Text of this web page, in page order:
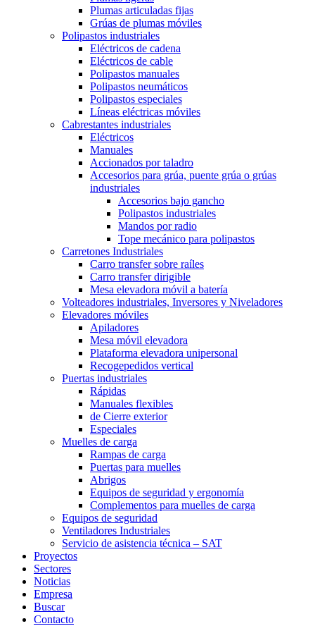
Plumas articuladas fijas
Grúas de plumas móviles
Polipastos industriales
Eléctricos de cadena
Eléctricos de cable
Polipastos manuales
Polipastos neumáticos
Polipastos especiales
Líneas eléctricas móviles
Cabrestantes industriales
Eléctricos
Manuales
Accionados por taladro
Accesorios para grúa, puente grúa o grúas
industriales
Accesorios bajo gancho
Polipastos industriales
Mandos por radio
Tope mecánico para polipastos
Carretones Industriales
Carro transfer sobre raíles
Carro transfer dirigible
Mesa elevadora móvil a batería
Volteadores industriales, Inversores y Niveladores
Elevadores móviles
Apiladores
Mesa móvil elevadora
Plataforma elevadora unipersonal
Recogepedidos vertical
Puertas industriales
Rápidas
Manuales flexibles
de Cierre exterior
Especiales
Muelles de carga
Rampas de carga
Puertas para muelles
Abrigos
Equipos de seguridad y ergonomía
Complementos para muelles de carga
Equipos de seguridad
Ventiladores Industriales
Servicio de asistencia técnica – SAT
Proyectos
Sectores
Noticias
Empresa
Buscar
Contacto